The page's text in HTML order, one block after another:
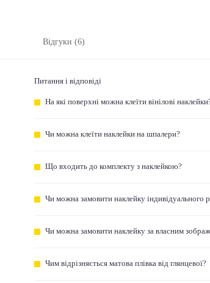
Відгуки (6)
Питання і відповіді
На які поверхні можна клеїти вінілові
Чи можна клеїти наклейки на шпалери?
Що входить до комплекту з наклейкою?
Чи можна замовити наклейку індивідуального
Чи можна замовити наклейку за власним
Чим відрізняється матова плівка від глянцевої?